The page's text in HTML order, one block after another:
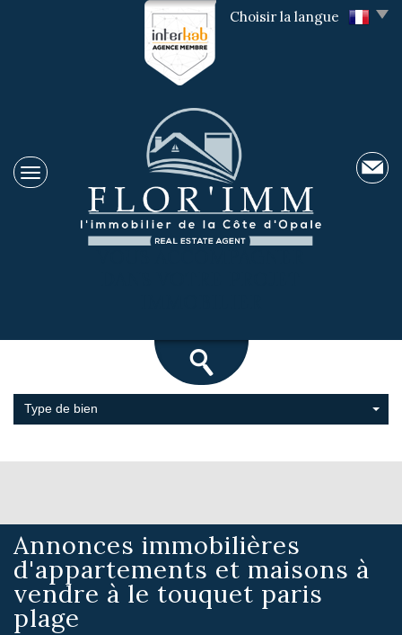
Choisir la langue
Type de bien
Annonces immobilières
d'appartements et maisons à
vendre à le touquet paris
plage